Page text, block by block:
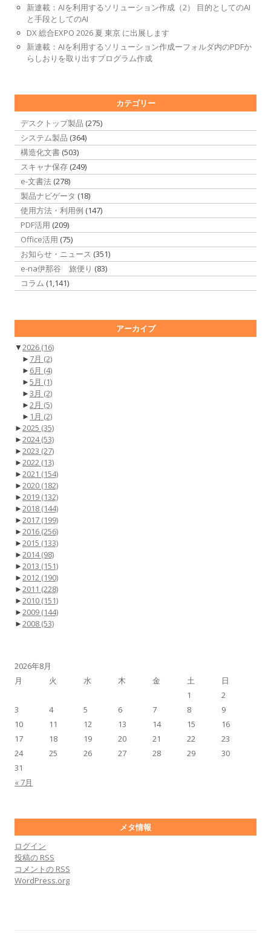
新連載：AIを利用するソリューション作成（2） 目的としてのAI
と手段としてのAI
DX 総合EXPO 2026 夏 東京 に出展します
新連載：AIを利用するソリューション作成ーフォルダ内のPDFか
らしおりを取り出すプログラム作成
カテゴリー
デスクトップ製品 (275)
システム製品 (364)
構造化文書 (503)
スキャナ保存 (249)
e-文書法 (278)
製品ナビゲータ (18)
使用方法・利用例 (147)
PDF活用 (209)
Office活用 (75)
お知らせ・ニュース (351)
e-na伊那谷 旅便り (83)
コラム (1,141)
アーカイブ
▼2026 (16)
► 7月 (2)
► 6月 (4)
►5月 (1)
►3月 (2)
►2月 (5)
► 1月 (2)
►2025 (35)
►2024(53)
►2023 (27)
►2022 (13)
►2021 (154)
►2020 (182)
►2019 (132)
►2018 (144)
►2017 (199)
►2016 (256)
►2015 (133)
►2014(98)
►2013 (151)
►2012 (190)
►2011 (228)
►2010 (151)
►2009 (144)
►2008 (53)
2026年8月
月
火 水 木 金 土 日
« 7月
1
2
3
4 5 6 7 8
9
10
11 12 13 14 15
16
17
18 19 20 21 22
23
24
25 26 27 28 29
30
31
メタ情報
ログイン
投稿の RSS
コメントの RSS
WordPress.org